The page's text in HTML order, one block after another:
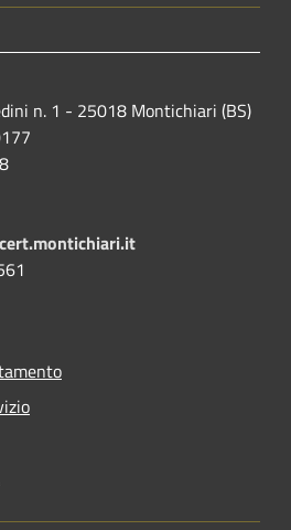
n. 1 - 25018 Montichiari (BS)